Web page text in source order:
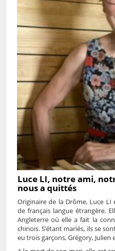
Luce LI, notre ami,
nous a quittés
Originaire de la Drôme, Luce LI
de français langue étrangère.
Angleterre où elle a fait la
chinois. S’étant mariés, ils se
eu trois garçons, Grégory, Julien